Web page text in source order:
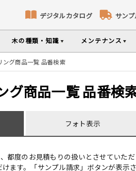
デジタルカタログ サン
選べる塗装
方と用語集
木の種類・知識
コラ
専門スタッフが確
世界の樹種の詳し
メンテナンス
メ
無垢材のプロである
ング商品一覧 品番検索
グ商品一覧 品番検
フォト表示
都度のお見積もりの扱いとさせていただ
ます。「サンプル請求」ボタンが表示